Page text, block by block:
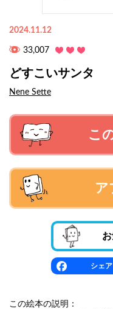
2024.11.12
33,007
どすこいサンタ
Nene Sette
こ
ア
シェア
この絵本の説明：